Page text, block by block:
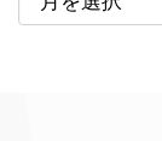
ー